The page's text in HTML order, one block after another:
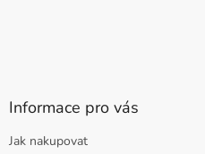
Informace pro vás
Jak nakupovat